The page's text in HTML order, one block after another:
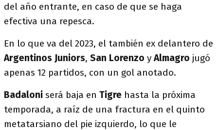
del año entrante, en caso de que se haga
efectiva una repesca.
En lo que va del 2023, el también ex delantero de
Argentinos Juniors, San Lorenzo yAlmagro jugó
apenas 12 partidos, con un gol anotado.
Badaloni será baja en Tigre hasta la próxima
temporada, a raíz de una fractura en el quinto
metatarsiano del pie izquierdo, lo que le